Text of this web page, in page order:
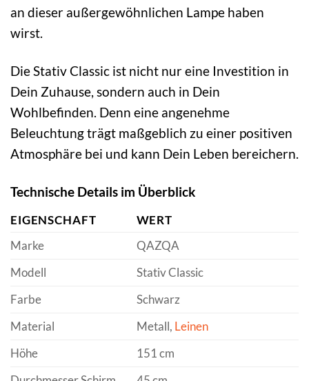
an dieser außergewöhnlichen Lampe haben
wirst.
Die Stativ Classic ist nicht nur eine Investition in
Dein Zuhause, sondern auch in Dein
Wohlbefinden. Denn eine angenehme
Beleuchtung trägt maßgeblich zu einer positiven
Atmosphäre bei und kann Dein Leben bereichern.
Technische Details im Überblick
EIGENSCHAFT
WERT
Marke
QAZQA
Modell
Stativ Classic
Farbe
Schwarz
Material
Metall, Leinen
Höhe
151 cm